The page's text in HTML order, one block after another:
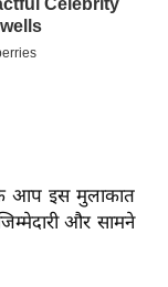
आप इस मुलाकात
और सामने